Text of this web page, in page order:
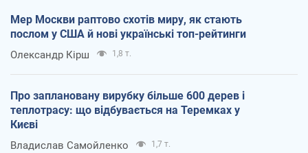
Мер Москви раптово схотів миру, як стають
послом у США й нові українські топ-рейтинги
Олександр Кірш 1,8 т.
Про заплановану вирубку більше 600 дерев і
теплотрасу: що відбувається на Теремках у
Києві
Владислав Самойленко 1,7 т.